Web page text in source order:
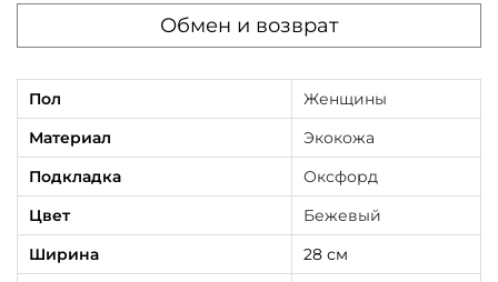
Обмен и возврат
Пол
Женщины
Материал
Экокожа
Подкладка
Оксфорд
Цвет
Бежевый
Ширина
28 см